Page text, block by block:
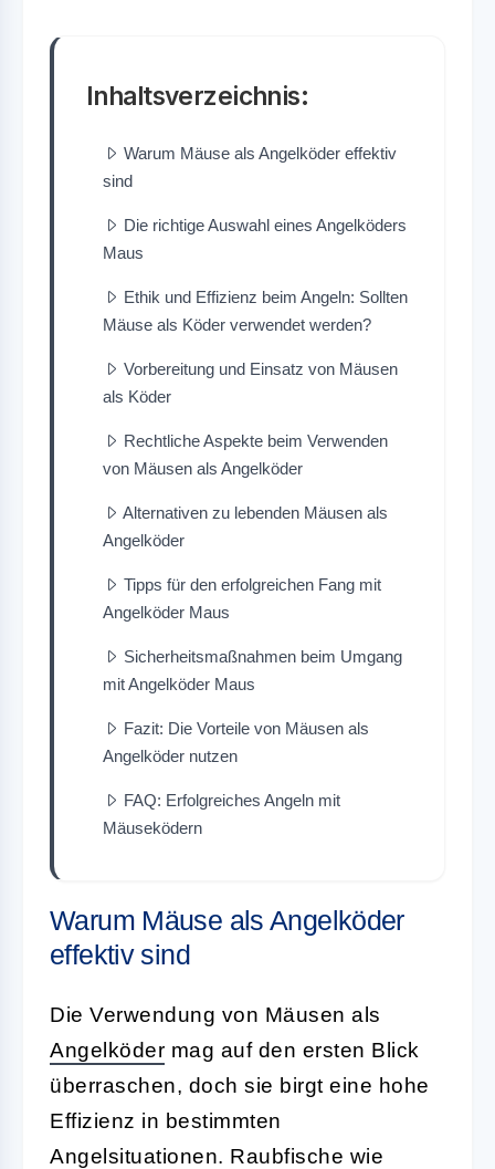
Inhaltsverzeichnis:
Warum Mäuse als Angelköder effektiv
sind
Die richtige Auswahl eines Angelköders
Maus
Ethik und Effizienz beim Angeln: Sollten
Mäuse als Köder verwendet werden?
Vorbereitung und Einsatz von Mäusen
als Köder
Rechtliche Aspekte beim Verwenden
von Mäusen als Angelköder
Alternativen zu lebenden Mäusen als
Angelköder
Tipps für den erfolgreichen Fang mit
Angelköder Maus
Sicherheitsmaßnahmen beim Umgang
mit Angelköder Maus
Fazit: Die Vorteile von Mäusen als
Angelköder nutzen
FAQ: Erfolgreiches Angeln mit
Mäuseködern
Warum Mäuse als Angelköder
effektiv sind
Die Verwendung von Mäusen als
Angelköder mag auf den ersten Blick
überraschen, doch sie birgt eine hohe
Effizienz in bestimmten
Angelsituationen. Raubfische wie